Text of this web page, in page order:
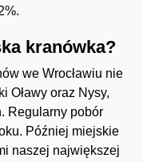
kranówka?
we Wrocławiu nie
Oławy oraz Nysy,
Regularny pobór
Później miejskie
naszej największej